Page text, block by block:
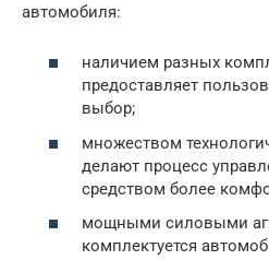
автомобиля:
наличием разных
предоставляет
выбор;
множеством
делают процесс
средством более
мощными силовыми
комплектуется